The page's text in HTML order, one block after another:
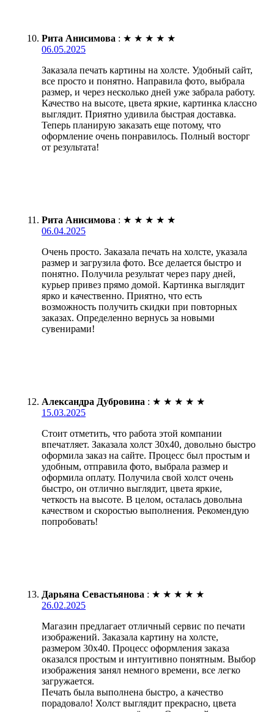
Рита Анисимова : ★ ★ ★ ★ ★
06.05.2025
Заказала печать картины на холсте. Удобный сайт,
все просто и понятно. Направила фото, выбрала
размер, и через несколько дней уже забрала работу.
Качество на высоте, цвета яркие, картинка классно
выглядит. Приятно удивила быстрая доставка.
Теперь планирую заказать еще потому, что
оформление очень понравилось. Полный восторг
от результата!
Рита Анисимова : ★ ★ ★ ★ ★
06.04.2025
Очень просто. Заказала печать на холсте, указала
размер и загрузила фото. Все делается быстро и
понятно. Получила результат через пару дней,
курьер привез прямо домой. Картинка выглядит
ярко и качественно. Приятно, что есть
возможность получить скидки при повторных
заказах. Определенно вернусь за новыми
сувенирами!
Александра Дубровина : ★ ★ ★ ★ ★
15.03.2025
Стоит отметить, что работа этой компании
впечатляет. Заказала холст 30х40, довольно быстро
оформила заказ на сайте. Процесс был простым и
удобным, отправила фото, выбрала размер и
оформила оплату. Получила свой холст очень
быстро, он отлично выглядит, цвета яркие,
четкость на высоте. В целом, осталась довольна
качеством и скоростью выполнения. Рекомендую
попробовать!
Дарьяна Севастьянова : ★ ★ ★ ★ ★
26.02.2025
Магазин предлагает отличный сервис по печати
изображений. Заказала картину на холсте,
размером 30х40. Процесс оформления заказа
оказался простым и интуитивно понятным. Выбор
изображения занял немного времени, все легко
загружается.
Печать была выполнена быстро, а качество
порадовало! Холст выглядит прекрасно, цвета